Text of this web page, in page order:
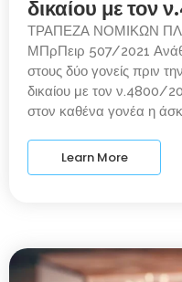
δικαίου με τον
ΤΡΑΠΕΖΑ ΝΟΜΙΚΩΝ
ΜΠρΠειρ 507/2021
στους δύο γονείς πριν
δικαίου με τον ν.4800/
στον καθένα γονέα η
Learn More